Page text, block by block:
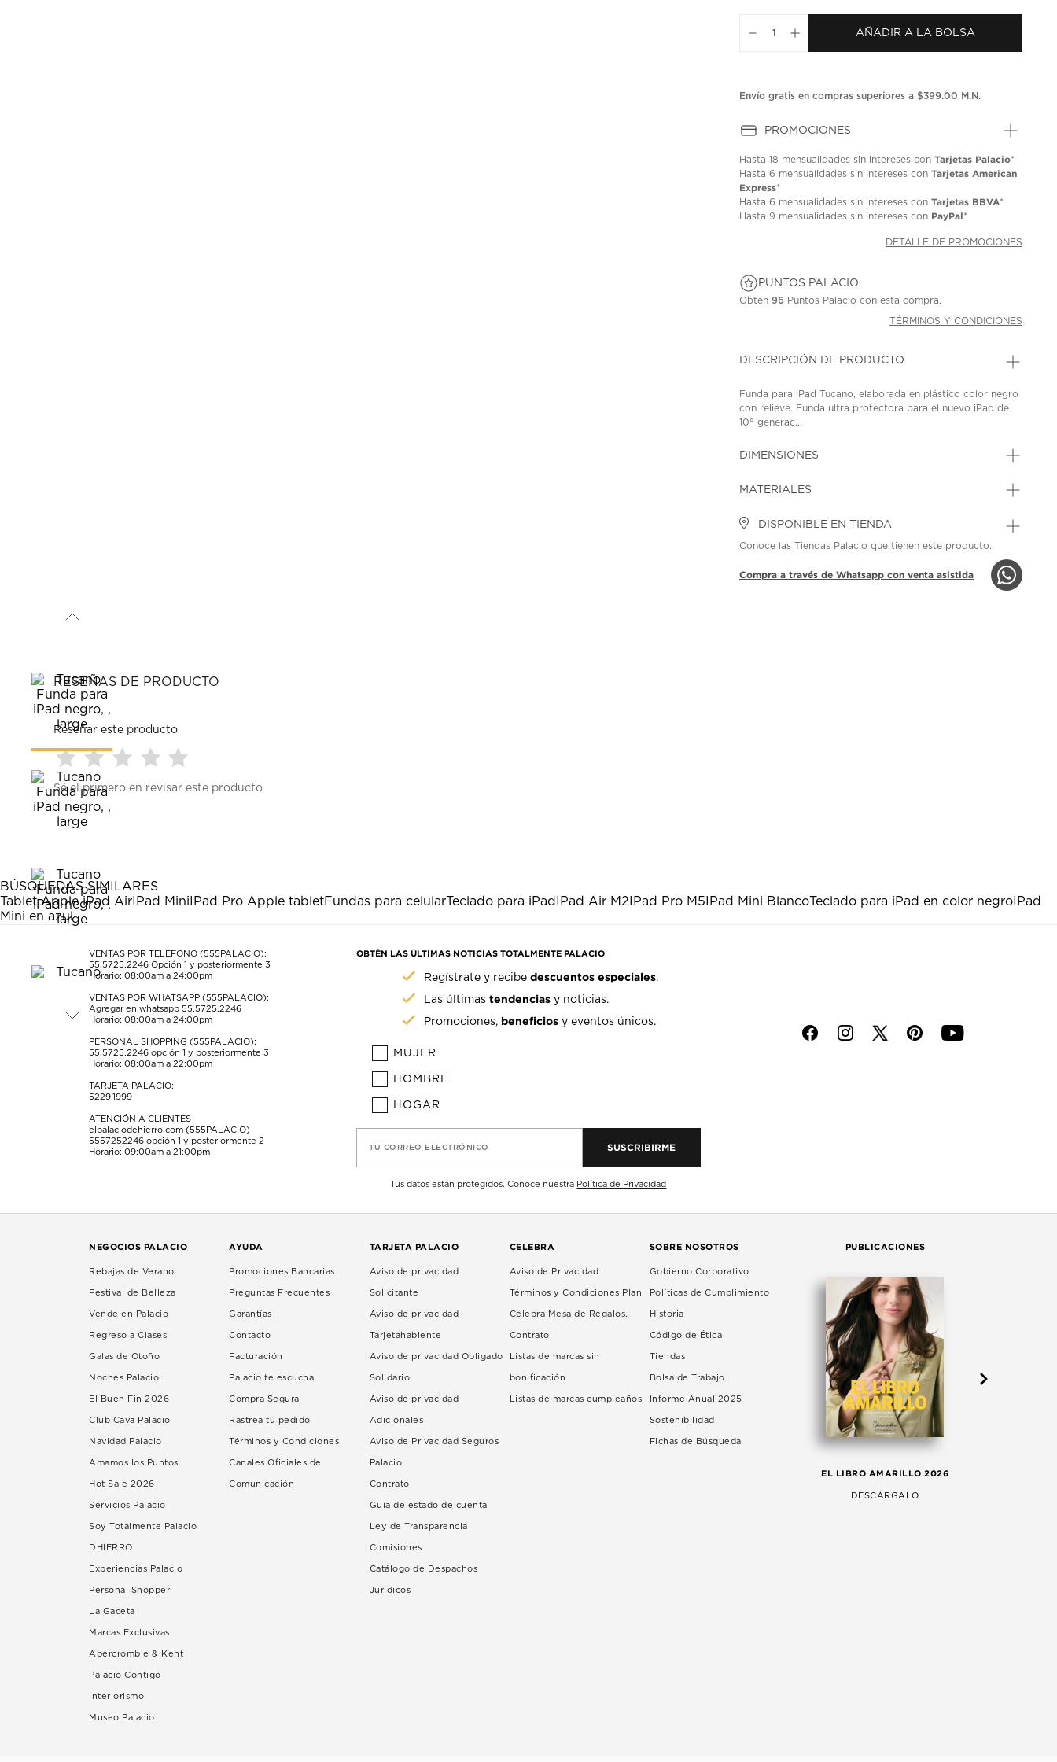
puntuación.
en
la
AÑADIR A LA BOLSA
Envío gratis en compras superiores a $399.00 M.N.
PROMOCIONES
Hasta18 mensualidades sin intereses conTarjetas Palacio*
Hasta6 mensualidades sin intereses conTarjetas American
Express*
Hasta6 mensualidades sin intereses conTarjetas BBVA*
Hasta9 mensualidades sin intereses con PayPal*
DETALLE DE PROMOCIONES
PUNTOS PALACIO
Obtén96 Puntos Palacio con esta compra.
TÉRMINOS Y CONDICIONES
DESCRIPCIÓN DE PRODUCTO
Funda para iPad Tucano, elaborada en plástico color negro
con relieve. Funda ultra protectora para el nuevo iPad de
10° generac...
DIMENSIONES
MATERIALES
DISPONIBLE EN TIENDA
Conoce las Tiendas Palacio que tienen este producto.
Compra a través de Whatsapp con venta asistida
RESEÑAS DE PRODUCTO
Reseñar este producto
Seleccionar
para
calificar
el
estrella
Esta
acción
abrirá
formulario
de
Seleccionar
para
calificar
el
estrellas.
Esta
acción
abrirá
formulario
de
para
estrellas.
Esta
acción
formulario
de
para
estrellas.
Esta
acción
formulario
de
para
Esta
acción
formulario
de
envío.
Sé el primero en revisar este producto
BÚSQUEDAS SIMILARES
Tablet Apple iPad Air IPad Mini IPad Pro Apple tabletFundas para celularTeclado para iPad IPad Air M2 IPad Pro M5 IPad Mini BlancoTeclado para iPad en color negro IPad
Mini en azul
VENTAS POR TELÉFONO (555PALACIO):
55.5725.2246 Opción 1 y posteriormente 3
Horario: 08:00am a 24:00pm
VENTAS POR WHATSAPP (555PALACIO):
Agregar en whatsapp 55.5725.2246
Horario: 08:00am a 24:00pm
PERSONAL SHOPPING (555PALACIO):
55.5725.2246 opción 1 y posteriormente 3
Horario: 08:00am a 22:00pm
TARJETA PALACIO:
5229.1999
ATENCIÓN A CLIENTES
elpalaciodehierro.com (555PALACIO)
5557252246 opción 1 y posteriormente 2
Horario: 09:00am a 21:00pm
OBTÉN LAS ÚLTIMAS NOTICIAS TOTALMENTE PALACIO
Regístrate y recibedescuentos especiales.
Las últimastendencias y noticias.
Promociones, beneficios y eventos únicos.
MUJER
HOMBRE
HOGAR
TU CORREO ELECTRÓNICO SUSCRIBIRME
Tus datos están protegidos. Conoce nuestra Política de Privacidad
f i p y
NEGOCIOS PALACIO
Rebajas de Verano
Festival de Belleza
Vende en Palacio
Regreso a Clases
Galas de Otoño
Noches Palacio
El Buen Fin 2026
Club Cava Palacio
Navidad Palacio
Amamos los Puntos
Hot Sale 2026
Servicios Palacio
Soy Totalmente Palacio
DHIERRO
Experiencias Palacio
Personal Shopper
La Gaceta
Marcas Exclusivas
Abercrombie & Kent
Palacio Contigo
Interiorismo
Museo Palacio
AYUDA
Promociones Bancarias
Preguntas Frecuentes
Garantías
Contacto
Facturación
Palacio te escucha
Compra Segura
Rastrea tu pedido
Términos y Condiciones
Canales Oficiales de
Comunicación
TARJETA PALACIO
Aviso de privacidad
Solicitante
Aviso de privacidad
Tarjetahabiente
Aviso de privacidad Obligado
Solidario
Aviso de privacidad
Adicionales
Aviso de Privacidad Seguros
Palacio
Contrato
Guía de estado de cuenta
Ley de Transparencia
Comisiones
Catálogo de Despachos
Jurídicos
CELEBRA
Aviso de Privacidad
Términos y Condiciones Plan
Celebra Mesa de Regalos.
Contrato
Listas de marcas sin
bonificación
Listas de marcas cumpleaños
SOBRE NOSOTROS
Gobierno Corporativo
Políticas de Cumplimiento
Historia
Código de Ética
Tiendas
Bolsa de Trabajo
Informe Anual 2025
Sostenibilidad
Fichas de Búsqueda
PUBLICACIONES
EL LIBRO AMARILLO 2026
DESCÁRGALO